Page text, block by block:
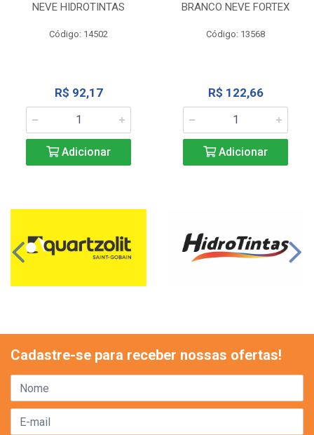
NEVE HIDROTINTAS
Código: 14502
R$ 92,17
Adicionar
BRANCO NEVE FORTEX
Código: 13568
R$ 122,66
Adicionar
Cadastre-se para receber nossas ofertas!